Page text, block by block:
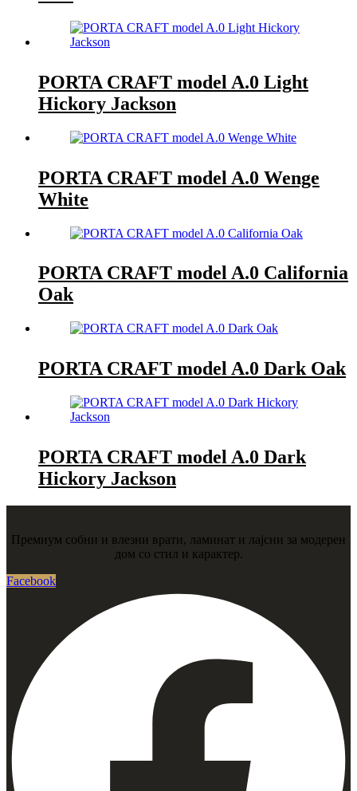
PORTA CRAFT model A.0 Light
Hickory Jackson
PORTA CRAFT model A.0 Wenge
White
PORTA CRAFT model A.0 California
Oak
PORTA CRAFT model A.0 Dark Oak
PORTA CRAFT model A.0 Dark
Hickory Jackson
Премиум собни и влезни врати, ламинат и лајсни за модерен
дом со стил и карактер.
Facebook